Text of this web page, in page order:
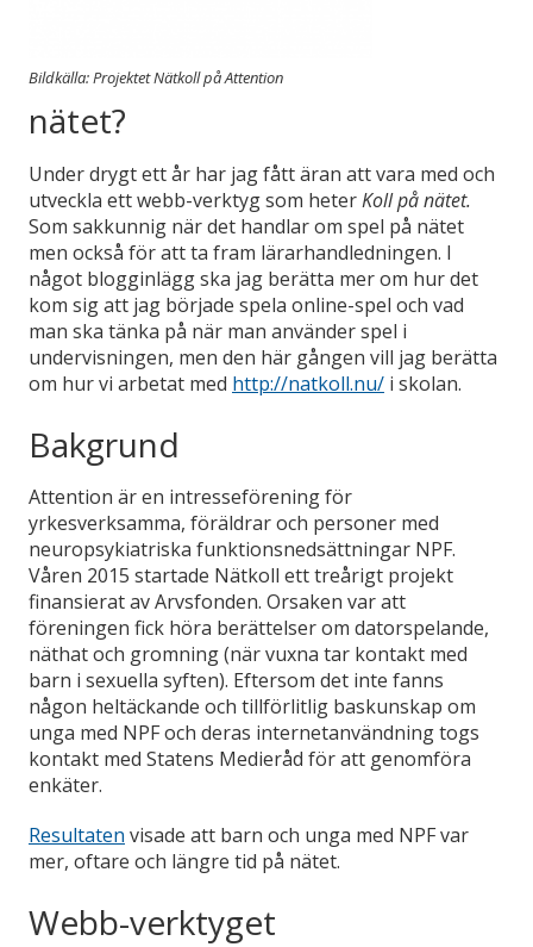
Bildkälla: Projektet Nätkoll på Attention
nätet?
Under drygt ett år har jag fått äran att vara med och
utveckla ett webb-verktyg som heterKoll på nätet.
Som sakkunnig när det handlar om spel på nätet
men också för att ta fram lärarhandledningen. I
något blogginlägg ska jag berätta mer om hur det
kom sig att jag började spela online-spel och vad
man ska tänka på när man använder spel i
undervisningen, men den här gången vill jag berätta
om hur vi arbetat med http://natkoll.nu/ i skolan.
Bakgrund
Attention är en intresseförening för
yrkesverksamma, föräldrar och personer med
neuropsykiatriska funktionsnedsättningar NPF.
Våren 2015 startade Nätkoll ett treårigt projekt
finansierat av Arvsfonden. Orsaken var att
föreningen fick höra berättelser om datorspelande,
näthat och gromning (när vuxna tar kontakt med
barn i sexuella syften). Eftersom det inte fanns
någon heltäckande och tillförlitlig baskunskap om
unga med NPF och deras internetanvändning togs
kontakt med Statens Medieråd för att genomföra
enkäter.
Resultaten visade att barn och unga med NPF var
mer, oftare och längre tid på nätet.
Webb-verktyget